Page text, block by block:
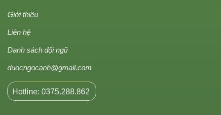
Giới thiệu
Liên hệ
Danh sách đội ngũ
duocngocanh@gmail.com
Hotline: 0375.288.862